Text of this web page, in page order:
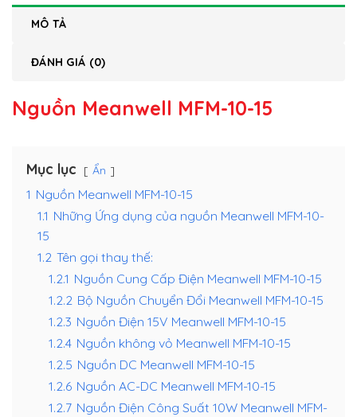
MÔ TẢ
ĐÁNH GIÁ (0)
Nguồn Meanwell MFM-10-15
Mục lục Ẩn
1 Nguồn Meanwell MFM-10-15
1.1 Những Ứng dụng của nguồn Meanwell MFM-10-
15
1.2 Tên gọi thay thế:
1.2.1 Nguồn Cung Cấp Điện Meanwell MFM-10-15
1.2.2 Bộ Nguồn Chuyển Đổi Meanwell MFM-10-15
1.2.3 Nguồn Điện 15V Meanwell MFM-10-15
1.2.4 Nguồn không vỏ Meanwell MFM-10-15
1.2.5 Nguồn DC Meanwell MFM-10-15
1.2.6 Nguồn AC-DC Meanwell MFM-10-15
1.2.7 Nguồn Điện Công Suất 10W Meanwell MFM-